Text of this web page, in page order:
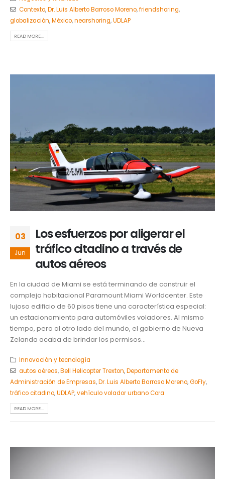
Contexto,Dr. Luis Alberto Barroso Moreno,friendshoring,
globalización,México,nearshoring,UDLAP
READ MORE...
03
Jun
Los esfuerzos por aligerar el
tráfico citadino a través de
autos aéreos
En la ciudad de Miami se está terminando de construir el
complejo habitacional Paramount Miami Worldcenter. Este
lujoso edificio de 60 pisos tiene una característica especial:
un estacionamiento para automóviles voladores. Al mismo
tiempo, pero al otro lado del mundo, el gobierno de Nueva
Zelanda acaba de brindar los permisos...
Innovación y tecnología
autos aéreos,Bell Helicopter Trexton,Departamento de
Administración de Empresas,Dr. Luis Alberto Barroso Moreno,GoFly,
tráfico citadino,UDLAP,vehículo volador urbano Cora
READ MORE...